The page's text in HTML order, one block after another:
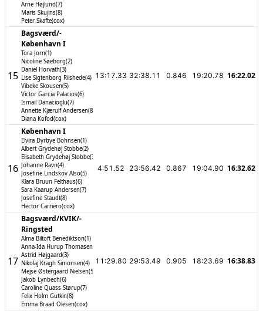
Arne Højlund(7)
Maris Skujins(8)
Peter Skafte(cox)
15
Bagsværd/­
København I
Tora Jorn(1)
Nicoline Søeborg(2)
Daniel Horvath(3)
Lise Sigtenborg Riishede(4)
Vibeke Skousen(5)
Victor Garcia Palacios(6)
Ismail Danacioglu(7)
Annette Kjærulf Andersen(8)
Diana Kofod(cox)
13:17.33 32:38.11 0.846 19:20.78 16:22.02
16
København I
Elvira Dyrbye Bohnsen(1)
Albert Grydehøj Stobbe(2)
Elisabeth Grydehøj Stobbe(3)
Johanne Ravn(4)
Josefine Lindskov Also(5)
Klara Bruun Felthaus(6)
Sara Kaarup Andersen(7)
Josefine Staudt(8)
Hector Carriero(cox)
4:51.52 23:56.42 0.867 19:04.90 16:32.62
17
Bagsværd/­KVIK/­
Ringsted
Alma Biltoft Benediktson(1)
Anna-Ida Hurup Thomasen(2)
Astrid Højgaard(3)
Nikolaj Kragh Simonsen(4)
Mejse Østergaard Nielsen(5)
Jakob Lynbech(6)
Caroline Quass Størup(7)
Felix Holm Gutkin(8)
Emma Braad Olesen(cox)
11:29.80 29:53.49 0.905 18:23.69 16:38.83